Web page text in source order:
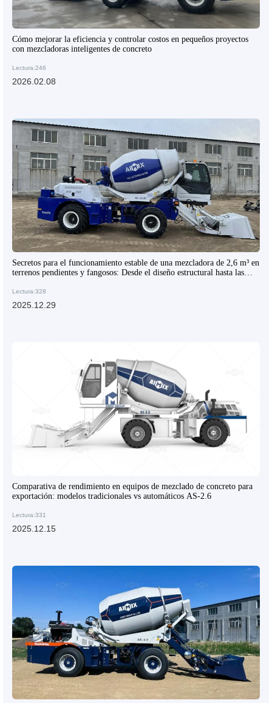
Cómo mejorar la eficiencia y controlar costos en pequeños proyectos
con mezcladoras inteligentes de concreto
Lectura:246
2026.02.08
Secretos para el funcionamiento estable de una mezcladora de 2,6 m³ en
terrenos pendientes y fangosos: Desde el diseño estructural hasta las
Lectura:328
2025.12.29
Comparativa de rendimiento en equipos de mezclado de concreto para
exportación: modelos tradicionales vs automáticos AS-2.6
Lectura:331
2025.12.15